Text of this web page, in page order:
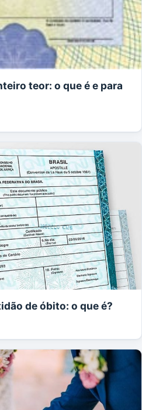
teor: o que é e para
de óbito: o que é?